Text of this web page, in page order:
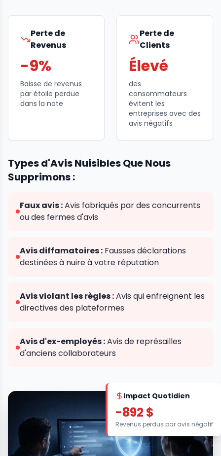
Perte de
Revenus
-9%
Baisse de revenus
par étoile perdue
dans la note
Perte de
Clients
Élevé
des
consommateurs
évitent les
entreprises avec des
avis négatifs
Types d'Avis Nuisibles Que Nous
Supprimons :
Faux avis :Avis fabriqués par des concurrents
ou des fermes d'avis
Avis diffamatoires : Fausses déclarations
destinées à nuire à votre réputation
Avis violant les règles :Avis qui enfreignent les
directives des plateformes
Avis d'ex-employés :Avis de représailles
d'anciens collaborateurs
Impact Quotidien
-892 $
Revenus perdus par avis négatif